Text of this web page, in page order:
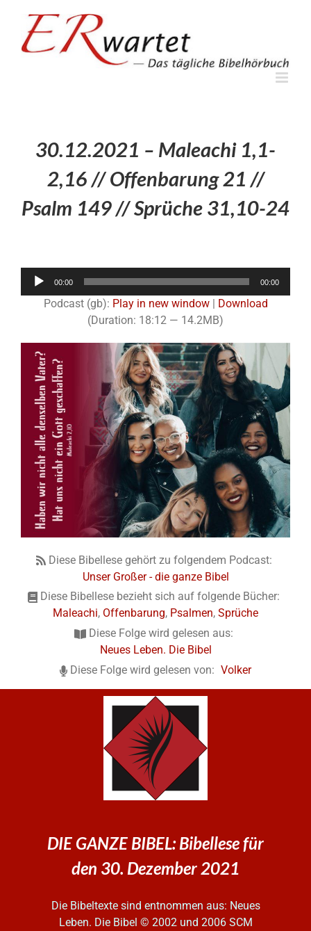
springen
30.12.2021 – Maleachi 1,1-
2,16 // Offenbarung 21 //
Psalm 149 // Sprüche 31,10-24
Audio-
00:00 00:00
Podcast (gb): Play in new window|
Download
(Duration: 18:12 — 14.2MB)
Diese Bibellese gehört zu folgendem Podcast:
Unser Großer - die ganze Bibel
Diese Bibellese bezieht sich auf folgende Bücher:
Maleachi, Offenbarung, Psalmen, Sprüche
Diese Folge wird gelesen aus:
Neues Leben. Die Bibel
Diese Folge wird gelesen von: Volker
DIE GANZE BIBEL: Bibellese für
den 30. Dezember 2021
Die Bibeltexte sind entnommen aus: Neues
Leben. Die Bibel © 2002 und 2006 SCM